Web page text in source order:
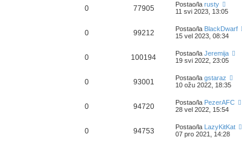
0 77905 Postao/la rusty
11 svi 2023, 13:05
0 99212 Postao/la BlackDwarf
15 vel 2023, 08:34
0 100194 Postao/la Jeremija
19 svi 2022, 23:05
0 93001 Postao/la gstaraz
10 ožu 2022, 18:35
0 94720 Postao/la PezerAFC
28 vel 2022, 15:54
0 94753 Postao/la LazyKitKat
07 pro 2021, 14:28